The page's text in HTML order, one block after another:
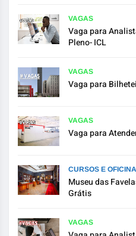
VAGAS
Vaga para
Pleno- ICL
VAGAS
Vaga para
VAGAS
Vaga para
CURSOS E
Museu das
Grátis
VAGAS